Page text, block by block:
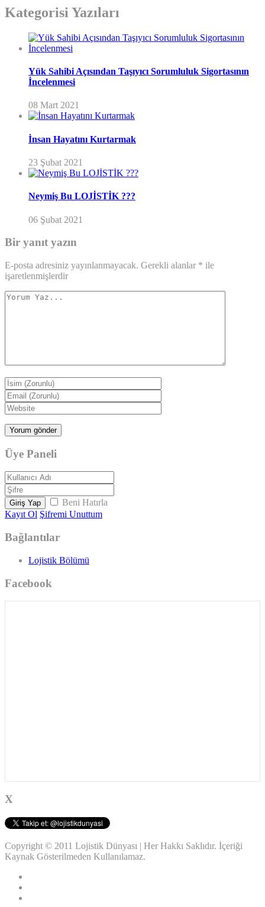
Kategorisi Yazıları
Yük Sahibi Açısından Taşıyıcı Sorumluluk Sigortasının
İncelenmesi
08 Mart 2021
İnsan Hayatını Kurtarmak
23 Şubat 2021
Neymiş Bu LOJİSTİK ???
06 Şubat 2021
Bir yanıt yazın
E-posta adresiniz yayınlanmayacak. Gerekli alanlar * ile
işaretlenmişlerdir
Üye Paneli
Giriş Yap
Beni Hatırla
Kayıt Ol Şifremi Unuttum
Bağlantılar
Lojistik Bölümü
Facebook
X
Copyright © 2011 Lojistik Dünyası | Her Hakkı Saklıdır. İçeriği
Kaynak Gösterilmeden Kullanılamaz.